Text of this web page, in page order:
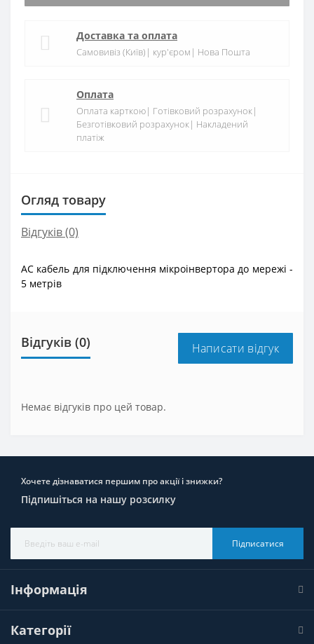
Доставка та оплата
Самовивіз (Київ)| кур'єром| Нова Пошта
Оплата
Оплата карткою| Готівковий розрахунок|
Безготівковий розрахунок| Накладений
платіж
Огляд товару
Відгуків (0)
AC кабель для підключення мікроінвертора до мережі -
5 метрів
Відгуків (0) Написати відгук
Немає відгуків про цей товар.
Хочете дізнаватися першим про акції і знижки?
Підпишіться на нашу розсилку
Підписатися
Інформація
Категорії